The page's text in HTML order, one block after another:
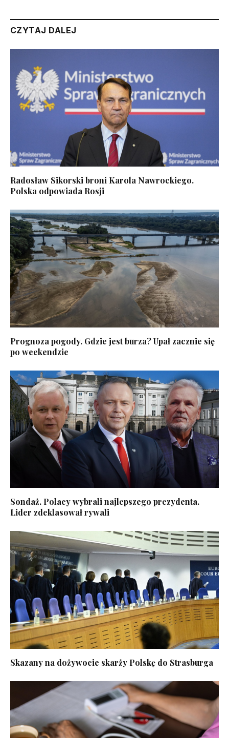
CZYTAJ DALEJ
Radosław Sikorski broni Karola Nawrockiego.
Polska odpowiada Rosji
Prognoza pogody. Gdzie jest burza? Upał zacznie się
po weekendzie
Sondaż. Polacy wybrali najlepszego prezydenta.
Lider zdeklasował rywali
Skazany na dożywocie skarży Polskę do Strasburga